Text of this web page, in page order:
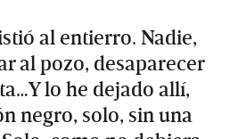
al entierro. Nadie,
al pozo, desaparecer
lo he dejado allí,
negro, solo, sin una